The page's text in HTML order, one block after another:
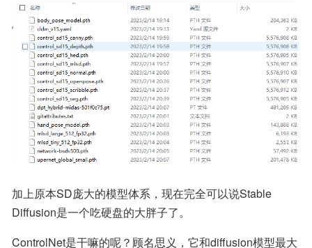
加上原本SD庞大的模型体系，现在完全可以说Stable
Diffusion是一个吃硬盘的大胖子了。
ControlNet是干嘛的呢？顾名思义，它和diffusion模型最大